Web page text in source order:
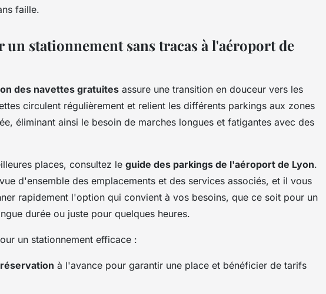
faille.
un stationnement sans tracas à l'aéroport de
des navettes gratuites assure une transition en douceur vers les
circulent régulièrement et relient les différents parkings aux zones
éliminant ainsi le besoin de marches longues et fatigantes avec des
places, consultez le guide des parkings de l'aéroport de Lyon.
d'ensemble des emplacements et des services associés, et il vous
rapidement l'option qui convient à vos besoins, que ce soit pour un
durée ou juste pour quelques heures.
un stationnement efficace :
à l'avance pour garantir une place et bénéficier de tarifs